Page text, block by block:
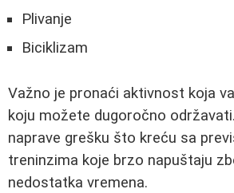
Plivanje
Biciklizam
Važno je pronaći aktivnost koja
koju možete dugoročno
naprave grešku što kreću sa
treninzima koje brzo napuštaju
nedostatka vremena.